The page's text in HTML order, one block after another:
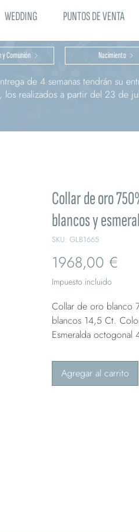
WEDDING PUNTOS DE VENTA
Comunión Nacimiento
de 4 semanas tendrán su
realizados a partir del 23 de
Collar de oro
blancos y
SKU: GLB1665
1968,00 €
Impuesto incluido
Collar de oro blanco
blancos 14,5 Ct.
Esmeralda octogonal
Agregar al carrito